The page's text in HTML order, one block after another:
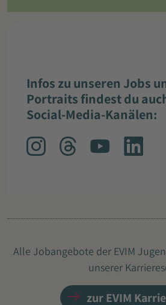
Infos zu unseren Jobs
Portraits findest du
Social-Media-Kanälen:
Alle Jobangebote der EVIM
unserer
zur EVIM